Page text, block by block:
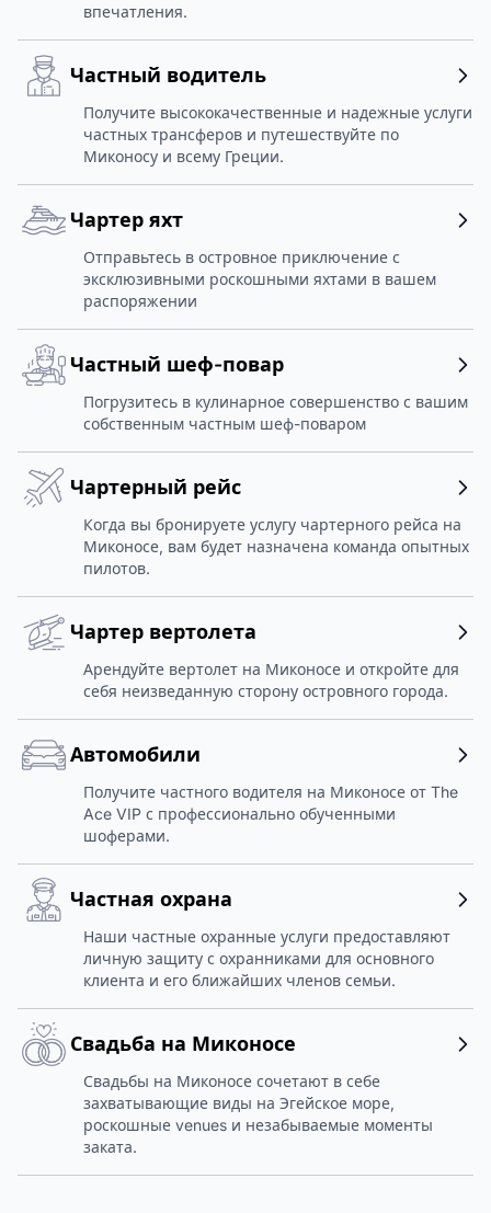
впечатления.
Частный водитель
Получите высококачественные и надежные услуги
частных трансферов и путешествуйте по
Миконосу и всему Греции.
Чартер яхт
Отправьтесь в островное приключение с
эксклюзивными роскошными яхтами в вашем
распоряжении
Частный шеф-повар
Погрузитесь в кулинарное совершенство с вашим
собственным частным шеф-поваром
Чартерный рейс
Когда вы бронируете услугу чартерного рейса на
Миконосе, вам будет назначена команда опытных
пилотов.
Чартер вертолета
Арендуйте вертолет на Миконосе и откройте для
себя неизведанную сторону островного города.
Автомобили
Получите частного водителя на Миконосе от The
Ace VIP с профессионально обученными
шоферами.
Частная охрана
Наши частные охранные услуги предоставляют
личную защиту с охранниками для основного
клиента и его ближайших членов семьи.
Свадьба на Миконосе
Свадьбы на Миконосе сочетают в себе
захватывающие виды на Эгейское море,
роскошные venues и незабываемые моменты
заката.